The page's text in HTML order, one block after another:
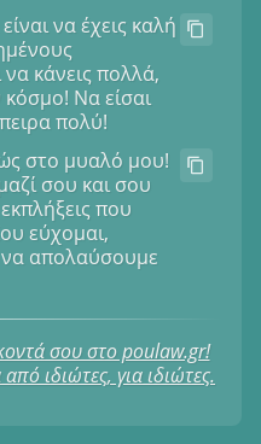
να έχεις καλή
κάνεις πολλά,
Να είσαι
πολύ!
στο μυαλό μου!
σου και σου
που
εύχομαι,
να απολαύσουμε
κοντά σου στο poulaw.gr!
ιδιώτες, για ιδιώτες.